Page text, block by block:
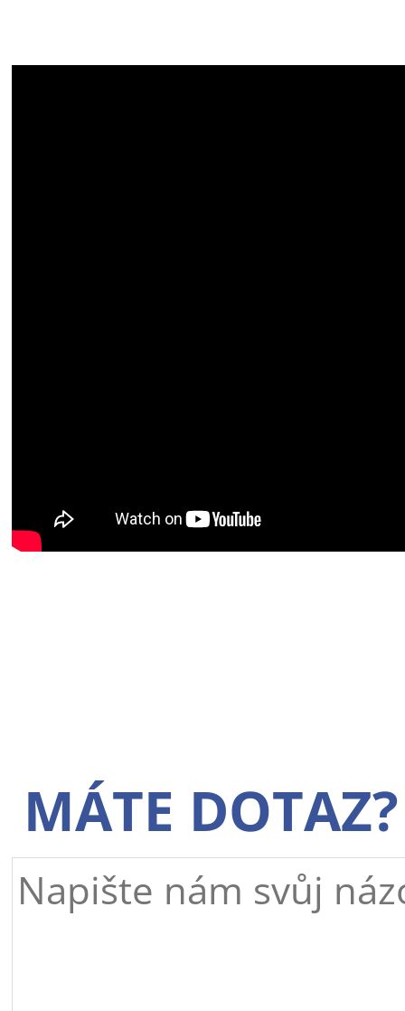
MÁTE DOTAZ?